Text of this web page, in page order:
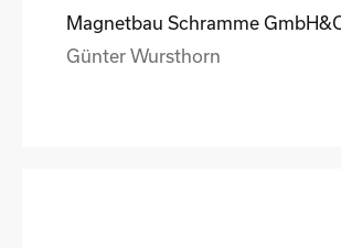
Magnetbau Schramme
Günter Wursthorn